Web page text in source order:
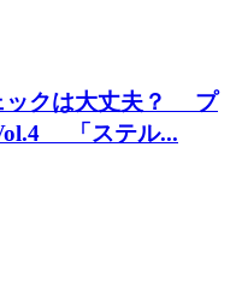
ックは大丈夫？ プ
「ステル...